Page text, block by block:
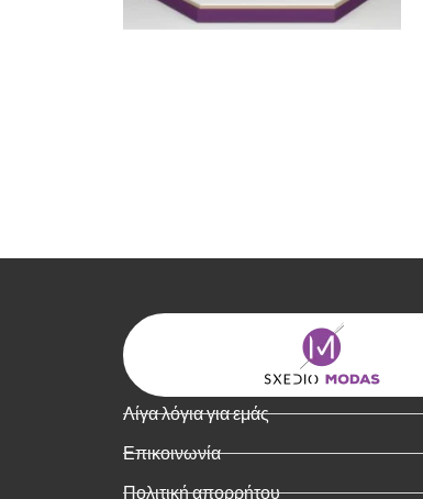
Λίγα λόγια για εμάς
Επικοινωνία
Πολιτική απορρήτου